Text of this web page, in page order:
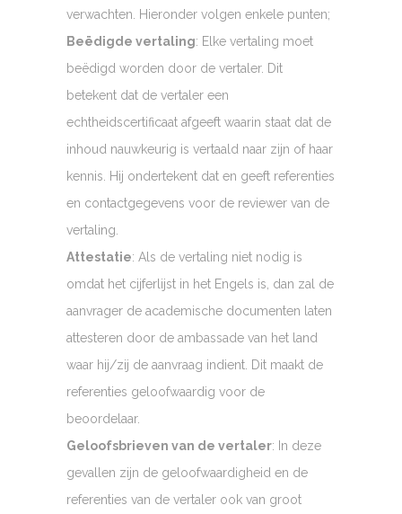
verwachten. Hieronder volgen enkele punten;
Beëdigde vertaling: Elke vertaling moet
beëdigd worden door de vertaler. Dit
betekent dat de vertaler een
echtheidscertificaat afgeeft waarin staat dat de
inhoud nauwkeurig is vertaald naar zijn of haar
kennis. Hij ondertekent dat en geeft referenties
en contactgegevens voor de reviewer van de
vertaling.
Attestatie: Als de vertaling niet nodig is
omdat het cijferlijst in het Engels is, dan zal de
aanvrager de academische documenten laten
attesteren door de ambassade van het land
waar hij/zij de aanvraag indient. Dit maakt de
referenties geloofwaardig voor de
beoordelaar.
Geloofsbrieven van de vertaler: In deze
gevallen zijn de geloofwaardigheid en de
referenties van de vertaler ook van groot